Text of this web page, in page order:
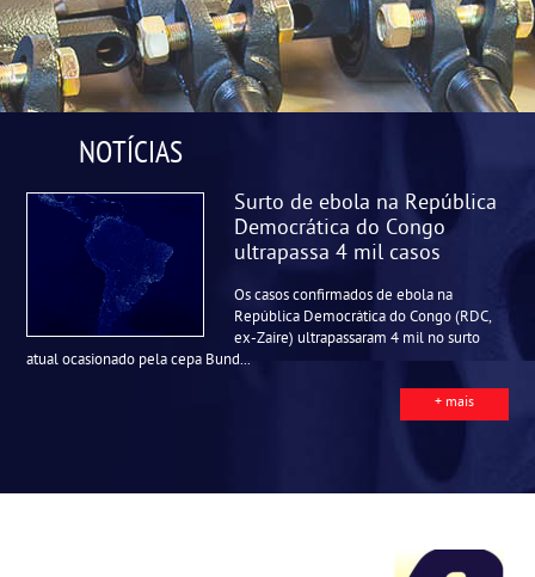
NOTÍCIAS
Surto de ebola na República
Democrática do Congo
ultrapassa 4 mil casos
Os casos confirmados de ebola na
República Democrática do Congo (RDC,
ex-Zaire) ultrapassaram 4 mil no surto
atual ocasionado pela cepa Bund...
+ mais